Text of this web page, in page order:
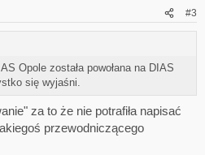
#3
Opole została powołana na DIAS
się wyjaśni.
za to że nie potrafiła napisać
przewodniczącego